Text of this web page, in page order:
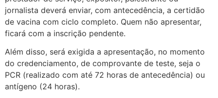
jornalista deverá enviar, com antecedência, a certidão
de vacina com ciclo completo. Quem não apresentar,
ficará com a inscrição pendente.
Além disso, será exigida a apresentação, no momento
do credenciamento, de comprovante de teste, seja o
PCR (realizado com até 72 horas de antecedência) ou
antígeno (24 horas).